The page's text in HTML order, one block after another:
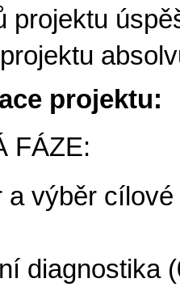
projektu
projektu:
FÁZE:
a výběr
diagnostika